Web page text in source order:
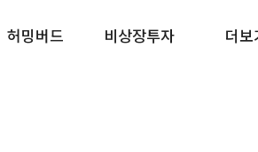
허밍버드 비상장투자 더보